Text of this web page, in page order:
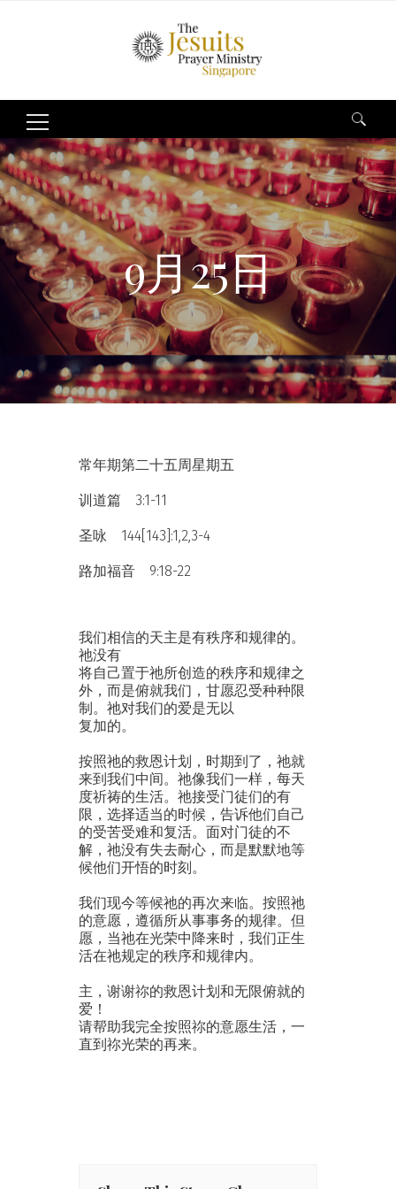
Search
for:
9月25日
常年期第二十五周星期五
训道篇 3:1-11
圣咏 144[143]:1,2,3-4
路加福音 9:18-22
我们相信的天主是有秩序和规律的。
祂没有
将自己置于祂所创造的秩序和规律之
外，而是俯就我们，甘愿忍受种种限
制。祂对我们的爱是无以
复加的。
按照祂的救恩计划，时期到了，祂就
来到我们中间。祂像我们一样，每天
度祈祷的生活。祂接受门徒们的有
限，选择适当的时候，告诉他们自己
的受苦受难和复活。面对门徒的不
解，祂没有失去耐心，而是默默地等
候他们开悟的时刻。
我们现今等候祂的再次来临。按照祂
的意愿，遵循所从事事务的规律。但
愿，当祂在光荣中降来时，我们正生
活在祂规定的秩序和规律内。
主，谢谢祢的救恩计划和无限俯就的
爱！
请帮助我完全按照祢的意愿生活，一
直到祢光荣的再来。